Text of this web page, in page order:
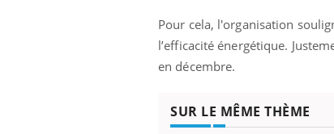
Pour cela, l'organisation
l’efficacité énergétique.
en décembre.
SUR LE MÊME THÈME